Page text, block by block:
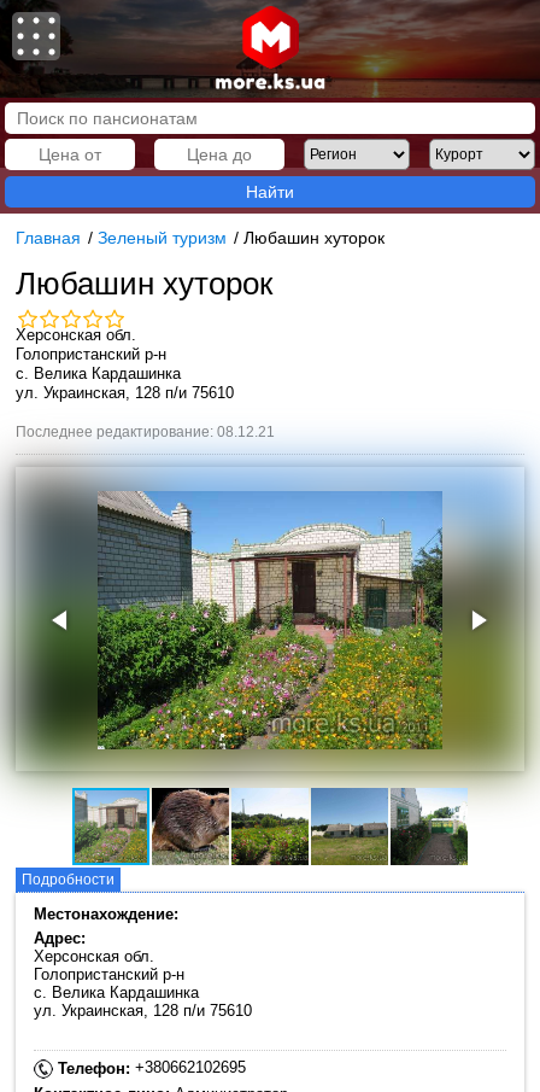
Найти
Главная /Зеленый туризм /Любашин хуторок
Любашин хуторок
Херсонская обл.
Голопристанский р-н
с. Велика Кардашинка
ул. Украинская, 128 п/и 75610
Последнее редактирование: 08.12.21
Подробности
Местонахождение:
Адрес:
Херсонская обл.
Голопристанский р-н
с. Велика Кардашинка
ул. Украинская, 128 п/и 75610
Телефон:+380662102695